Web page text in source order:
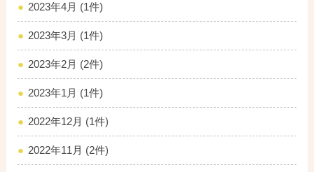
2023年4月 (1件)
2023年3月 (1件)
2023年2月 (2件)
2023年1月 (1件)
2022年12月 (1件)
2022年11月 (2件)